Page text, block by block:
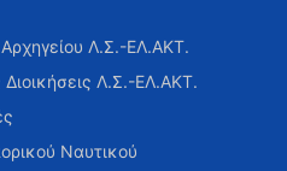
Λ.Σ.-ΕΛ.ΑΚΤ.
Διοικήσεις Λ.Σ.-ΕΛ.ΑΚΤ.
Ναυτικού